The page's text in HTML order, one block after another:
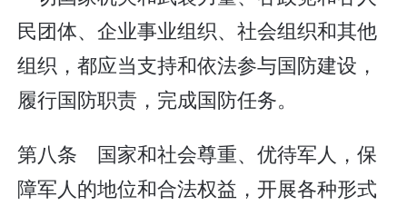
民团体、企业事业组织、社会组织和其他
组织，都应当支持和依法参与国防建设，
履行国防职责，完成国防任务。
第八条 国家和社会尊重、优待军人，保
障军人的地位和合法权益，开展各种形式